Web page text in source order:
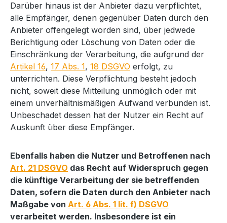
Darüber hinaus ist der Anbieter dazu verpflichtet,
alle Empfänger, denen gegenüber Daten durch den
Anbieter offengelegt worden sind, über jedwede
Berichtigung oder Löschung von Daten oder die
Einschränkung der Verarbeitung, die aufgrund der
Artikel 16, 17 Abs. 1, 18 DSGVO erfolgt, zu
unterrichten. Diese Verpflichtung besteht jedoch
nicht, soweit diese Mitteilung unmöglich oder mit
einem unverhältnismäßigen Aufwand verbunden ist.
Unbeschadet dessen hat der Nutzer ein Recht auf
Auskunft über diese Empfänger.
Ebenfalls haben die Nutzer und Betroffenen nach
Art. 21 DSGVO das Recht auf Widerspruch gegen
die künftige Verarbeitung der sie betreffenden
Daten, sofern die Daten durch den Anbieter nach
Maßgabe von Art. 6 Abs. 1 lit. f) DSGVO
verarbeitet werden. Insbesondere ist ein